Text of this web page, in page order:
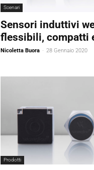
Scenari
Sensori induttivi
flessibili, compatti
Nicoletta Buora - 28 Gennaio 2020
Prodotti